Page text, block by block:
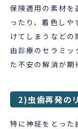
保険適用の素材を
ったり、着色しや
けてしまうなどの
由診療のセラミッ
た不安の解消が期
2)虫歯再発の
特に神経をとった